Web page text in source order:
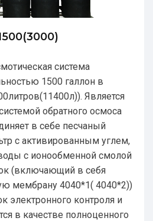
система
1500 галлон в
Является
обратного осмоса
в себе песчаный
с активированным углем,
с ионообменной смолой
(включающий в себя
мембрану 4040*1( 4040*2))
электронного контроля и
в качестве полноценного